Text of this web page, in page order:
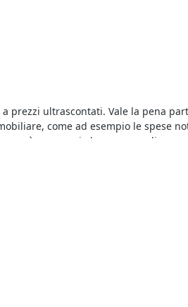
prezzi ultrascontati. Vale la pena
come ad esempio le spese
non è necessaria la presenza di un